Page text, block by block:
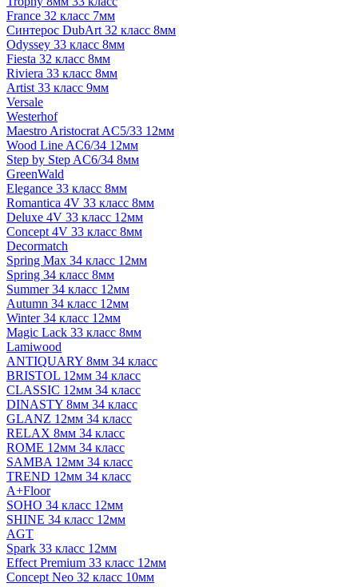
France 32 класс 7мм
Синтерос DubArt 32 класс 8мм
Odyssey 33 класс 8мм
Fiesta 32 класс 8мм
Riviera 33 класс 8мм
Artist 33 класс 9мм
Versale
Westerhof
Maestro Aristocrat AC5/33 12мм
Wood Line AC6/34 12мм
Step by Step AC6/34 8мм
GreenWald
Elegance 33 класс 8мм
Romantica 4V 33 класс 8мм
Deluxe 4V 33 класс 12мм
Concept 4V 33 класс 8мм
Decormatch
Spring Max 34 класс 12мм
Spring 34 класс 8мм
Summer 34 класс 12мм
Autumn 34 класс 12мм
Winter 34 класс 12мм
Magic Lack 33 класс 8мм
Lamiwood
ANTIQUARY 8мм 34 класс
BRISTOL 12мм 34 класс
CLASSIC 12мм 34 класс
DINASTY 8мм 34 класс
GLANZ 12мм 34 класс
RELAX 8мм 34 класс
ROME 12мм 34 класс
SAMBA 12мм 34 класс
TREND 12мм 34 класс
A+Floor
SOHO 34 класс 12мм
SHINE 34 класс 12мм
AGT
Spark 33 класс 12мм
Effect Premium 33 класс 12мм
Concept Neo 32 класс 10мм